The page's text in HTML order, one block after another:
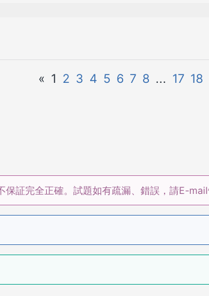
« 1 2 3 4 5 6 7 8 ... 17 18
証完全正確。試題如有疏漏、錯誤，請E-mail